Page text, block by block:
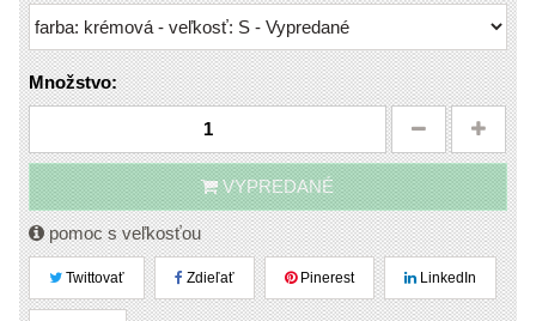
Množstvo:
VYPREDANÉ
pomoc s veľkosťou
Twittovať Zdieľať Pinerest LinkedIn